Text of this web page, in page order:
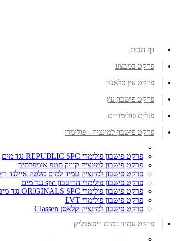
דף הבית
פרקט במבצע
פרקט עץ פלאנק
פרקט פישבון עץ
פנלים פולימריים
פרקט פישבון למינציה - פולימרי
פרקט פישבון פולימרי REPUBLIC SPC נגד מים
פרקט פישבון למינציה קוויק סטפ אימפרסיב
פרקט פישבון למינציה עמיד למים מלטה איילנד
פרקט פישבון פולימרי הרינגבון spc נגד מים
פרקט פישבון פולימרי ORIGINALS SPC נגד מים
פרקט פישבון פולימרי LVT
פרקט פישבון למינציה קלאסן Classen
פרקט עמיד במים ריפאבליק